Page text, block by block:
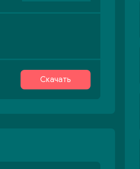
Скачать